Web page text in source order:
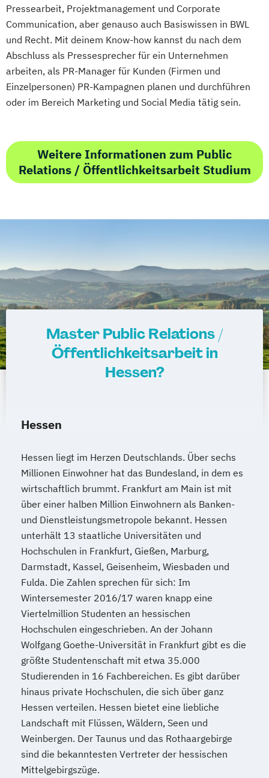
Pressearbeit, Projektmanagement und Corporate
Communication, aber genauso auch Basiswissen in BWL
und Recht. Mit deinem Know-how kannst du nach dem
Abschluss als Pressesprecher für ein Unternehmen
arbeiten, als PR-Manager für Kunden (Firmen und
Einzelpersonen) PR-Kampagnen planen und durchführen
oder im Bereich Marketing und Social Media tätig sein.
Weitere Informationen zum Public
Relations / Öffentlichkeitsarbeit Studium
Master Public Relations /
Öffentlichkeitsarbeit in
Hessen?
Hessen
Hessen liegt im Herzen Deutschlands. Über sechs
Millionen Einwohner hat das Bundesland, in dem es
wirtschaftlich brummt. Frankfurt am Main ist mit
über einer halben Million Einwohnern als Banken-
und Dienstleistungsmetropole bekannt. Hessen
unterhält 13 staatliche Universitäten und
Hochschulen in Frankfurt, Gießen, Marburg,
Darmstadt, Kassel, Geisenheim, Wiesbaden und
Fulda. Die Zahlen sprechen für sich: Im
Wintersemester 2016/17 waren knapp eine
Viertelmillion Studenten an hessischen
Hochschulen eingeschrieben. An der Johann
Wolfgang Goethe-Universität in Frankfurt gibt es die
größte Studentenschaft mit etwa 35.000
Studierenden in 16 Fachbereichen. Es gibt darüber
hinaus private Hochschulen, die sich über ganz
Hessen verteilen. Hessen bietet eine liebliche
Landschaft mit Flüssen, Wäldern, Seen und
Weinbergen. Der Taunus und das Rothaargebirge
sind die bekanntesten Vertreter der hessischen
Mittelgebirgszüge.